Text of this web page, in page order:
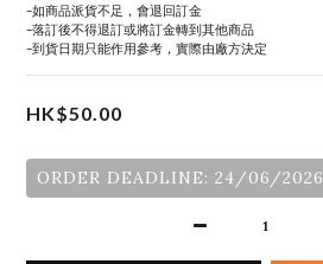
-如商品派貨不足，會退回訂金
-落訂後不得退訂或將訂金轉到其他商品
-到貨日期只能作用參考，實際由廠方決定
HK$50.00
ORDER DEADLINE: 24/06/2026